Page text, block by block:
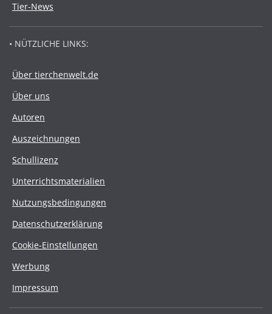
Tier-News
• NÜTZLICHE LINKS:
Über tierchenwelt.de
Über uns
Autoren
Auszeichnungen
Schullizenz
Unterrichtsmaterialien
Nutzungsbedingungen
Datenschutzerklärung
Cookie-Einstellungen
Werbung
Impressum